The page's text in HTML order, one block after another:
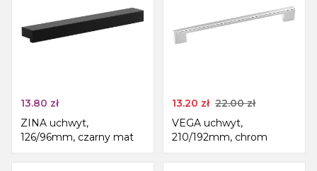
13.80 zł
ZINA uchwyt,
126/96mm, czarny mat
13.20 zł 22.00zł
VEGA uchwyt,
210/192mm, chrom